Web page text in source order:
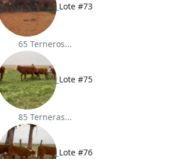
Lote #73
65 Terneros...
Lote #75
85 Terneras...
Lote #76